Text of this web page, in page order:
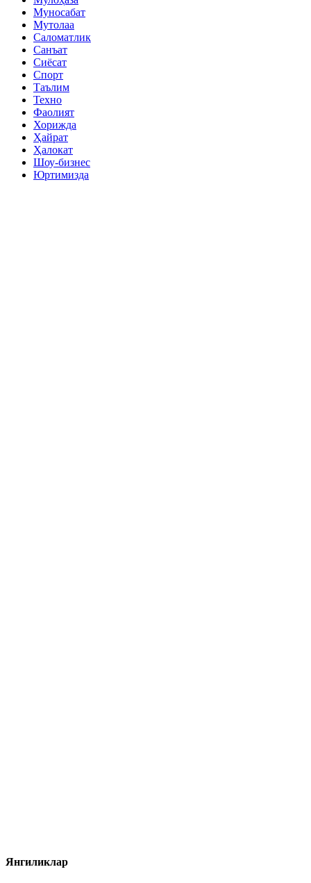
Муносабат
Мутолаа
Саломатлик
Санъат
Сиёсат
Спорт
Таълим
Техно
Фаолият
Хорижда
Ҳайрат
Ҳалокат
Шоу-бизнес
Юртимизда
Янгиликлар